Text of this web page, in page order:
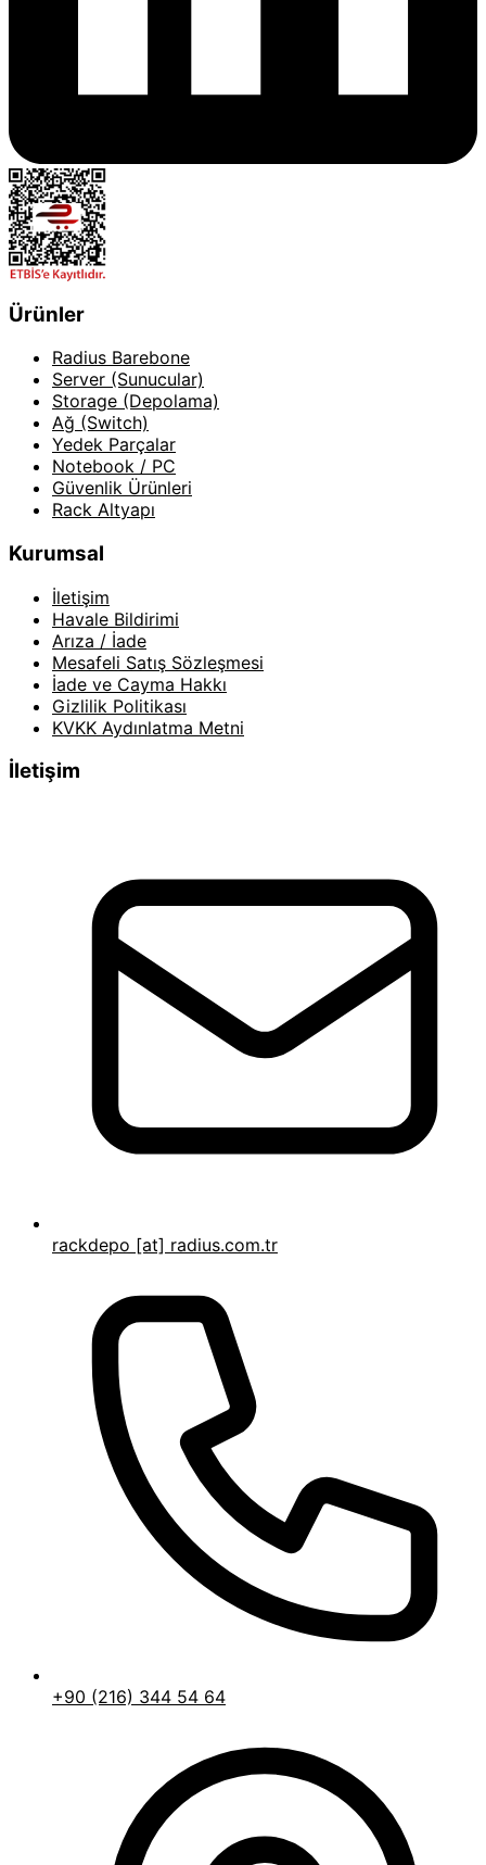
Ürünler
Radius Barebone
Server (Sunucular)
Storage (Depolama)
Ağ (Switch)
Yedek Parçalar
Notebook / PC
Güvenlik Ürünleri
Rack Altyapı
Kurumsal
İletişim
Havale Bildirimi
Arıza / İade
Mesafeli Satış Sözleşmesi
İade ve Cayma Hakkı
Gizlilik Politikası
KVKK Aydınlatma Metni
İletişim
rackdepo [at] radius.com.tr
+90 (216) 344 54 64